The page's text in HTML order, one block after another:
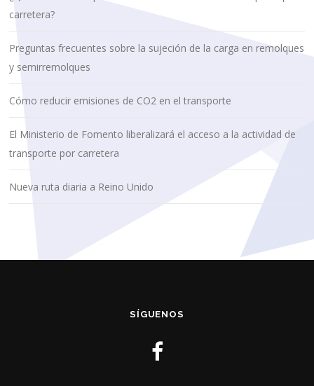
carretera?
Preguntas frecuentes sobre la sujeción de la carga en remolques
y semirremolques
Cómo reducir emisiones de CO2 en el transporte
El Ministerio de Fomento liberalizará el acceso a la actividad de
transporte por carretera
Nueva ruta diaria a Reino Unido
SÍGUENOS